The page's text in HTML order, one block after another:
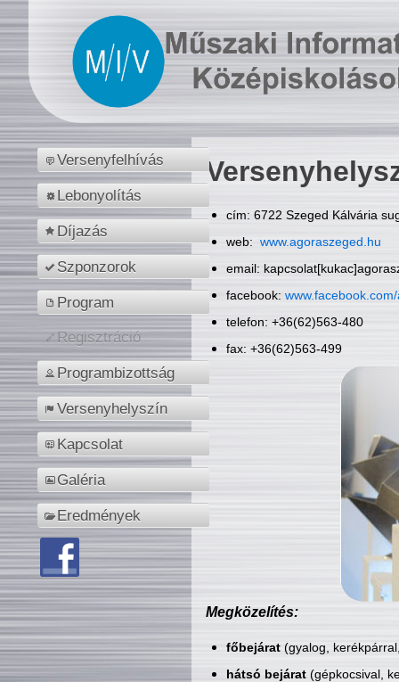
Versenyfelhívás
Lebonyolítás
Díjazás
Szponzorok
Program
Regisztráció
Programbizottság
Versenyhelyszín
Kapcsolat
Galéria
Eredmények
cím: 6722 Szeged Kálvária
web: www.agoraszeged.hu
email:
facebook:
telefon: +36(62)563-480
fax: +36(62)563-499
Megközelítés:
főbejárat(gyalog,
hátsó bejárat(gépkocsival,